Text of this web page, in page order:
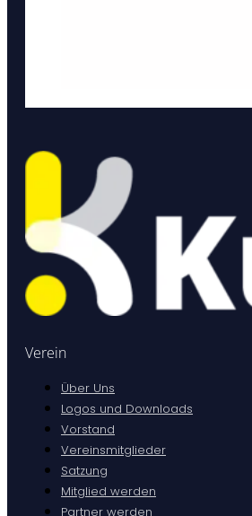
Verein
Über Uns
Logos und Downloads
Vorstand
Vereinsmitglieder
Satzung
Mitglied werden
Partner werden